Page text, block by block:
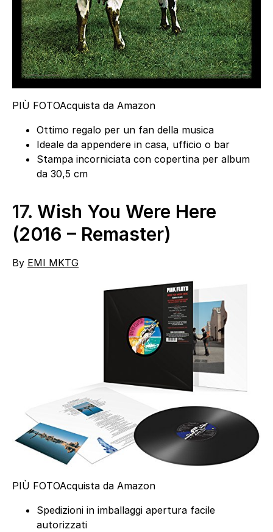
PIÙ FOTOAcquista da Amazon
Ottimo regalo per un fan della musica
Ideale da appendere in casa, ufficio o bar
Stampa incorniciata con copertina per album
da 30,5 cm
17. Wish You Were Here
(2016 – Remaster)
By EMI MKTG
PIÙ FOTOAcquista da Amazon
Spedizioni in imballaggi apertura facile
autorizzati